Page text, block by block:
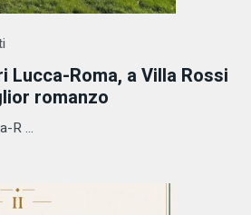
Lucca-Roma, a Villa Rossi
romanzo
R ...